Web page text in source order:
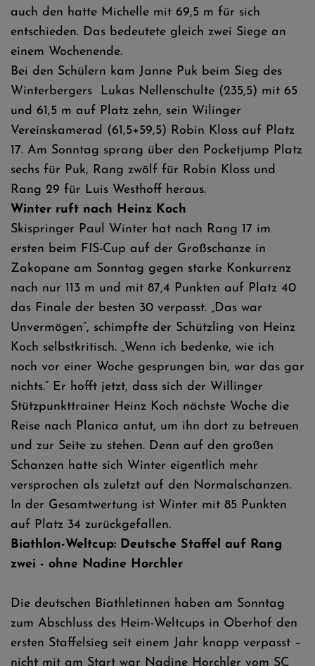
auch den hatte Michelle mit 69,5 m für sich
entschieden. Das bedeutete gleich zwei Siege an
einem Wochenende.
Bei den Schülern kam Janne Puk beim Sieg des
Winterbergers Lukas Nellenschulte (235,5) mit 65
und 61,5 m auf Platz zehn, sein Wilinger
Vereinskamerad (61,5+59,5) Robin Kloss auf Platz
17. Am Sonntag sprang über den Pocketjump Platz
sechs für Puk, Rang zwölf für Robin Kloss und
Rang 29 für Luis Westhoff heraus.
Winter ruft nach Heinz Koch
Skispringer Paul Winter hat nach Rang 17 im
ersten beim FIS-Cup auf der Großschanze in
Zakopane am Sonntag gegen starke Konkurrenz
nach nur 113 m und mit 87,4 Punkten auf Platz 40
das Finale der besten 30 verpasst. „Das war
Unvermögen“, schimpfte der Schützling von Heinz
Koch selbstkritisch. „Wenn ich bedenke, wie ich
noch vor einer Woche gesprungen bin, war das gar
nichts.“ Er hofft jetzt, dass sich der Willinger
Stützpunkttrainer Heinz Koch nächste Woche die
Reise nach Planica antut, um ihn dort zu betreuen
und zur Seite zu stehen. Denn auf den großen
Schanzen hatte sich Winter eigentlich mehr
versprochen als zuletzt auf den Normalschanzen.
In der Gesamtwertung ist Winter mit 85 Punkten
auf Platz 34 zurückgefallen.
Biathlon-Weltcup: Deutsche Staffel auf Rang
zwei - ohne Nadine Horchler
Die deutschen Biathletinnen haben am Sonntag
zum Abschluss des Heim-Weltcups in Oberhof den
ersten Staffelsieg seit einem Jahr knapp verpasst –
nicht mit am Start war Nadine Horchler vom SC